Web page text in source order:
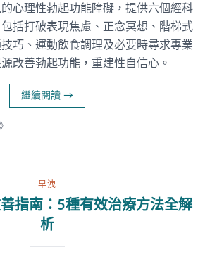
心理性勃起功能障礙，提供六個經科
括打破表現焦慮、正念冥想、階梯式
巧、運動飲食調理及必要時尋求專業
改善勃起功能，重建性自信心。
繼續閱讀 →
》
早洩
指南：5種有效治療方法全解
析